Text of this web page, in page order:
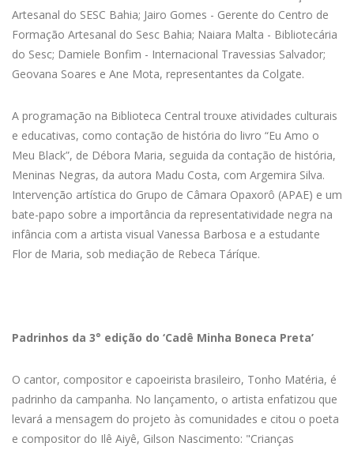
Artesanal do SESC Bahia; Jairo Gomes - Gerente do Centro de
Formação Artesanal do Sesc Bahia; Naiara Malta - Bibliotecária
do Sesc; Damiele Bonfim - Internacional Travessias Salvador;
Geovana Soares e Ane Mota, representantes da Colgate.
A programação na Biblioteca Central trouxe atividades culturais
e educativas, como contação de história do livro “Eu Amo o
Meu Black”, de Débora Maria, seguida da contação de história,
Meninas Negras, da autora Madu Costa, com Argemira Silva.
Intervenção artística do Grupo de Câmara Opaxorô (APAE) e um
bate-papo sobre a importância da representatividade negra na
infância com a artista visual Vanessa Barbosa e a estudante
Flor de Maria, sob mediação de Rebeca Táríque.
Padrinhos da 3° edição do ‘Cadê Minha Boneca Preta’
O cantor, compositor e capoeirista brasileiro, Tonho Matéria, é
padrinho da campanha. No lançamento, o artista enfatizou que
levará a mensagem do projeto às comunidades e citou o poeta
e compositor do Ilê Aiyê, Gilson Nascimento: "Crianças